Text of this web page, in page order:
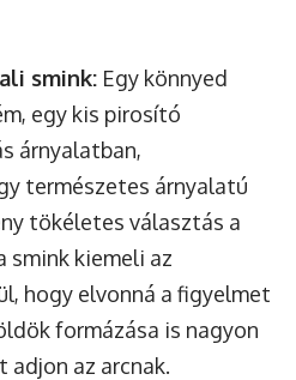
smink: Egy könnyed
egy kis pirosító
árnyalatban,
természetes árnyalatú
tökéletes választás a
smink kiemeli az
hogy elvonná a figyelmet
formázása is nagyon
az arcnak.